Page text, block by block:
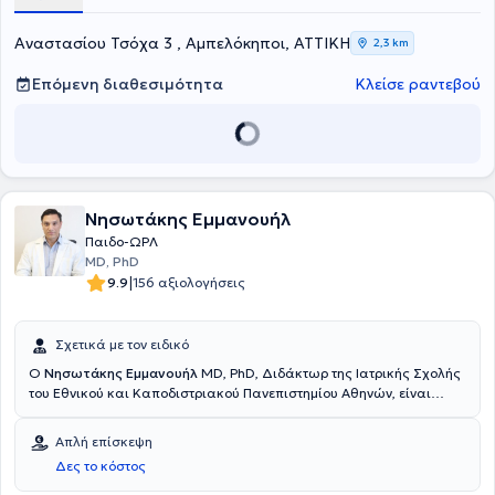
Αναστασίου Τσόχα 3 , Αμπελόκηποι, ΑΤΤΙΚΗ 2,3 km
Επόμενη διαθεσιμότητα Κλείσε ραντεβού
Νησωτάκης Εμμανουήλ
Παιδο-ΩΡΛ
MD, PhD
9.9|156 αξιολογήσεις
Σχετικά με τον ειδικό
Ο Νησωτάκης Εμμανουήλ MD, PhD, Διδάκτωρ της Ιατρικής Σχολής
του Εθνικού και Καποδιστριακού Πανεπιστημίου Αθηνών, είναι
Αμπελόκηπους. Ειδικεύθηκε στην Ωτορινολαρυγγολογία στο Γενικό
Νοσοκομείο Αθηνών "Ιπποκράτειο" και στην Παιδο-ΩΡΛ στο Γενικό
Νοσοκομείο Παίδων Πεντέλης. Έχει ειδικευτεί επίσης στην Πλαστική
Απλή επίσκεψη
Δες το κόστος